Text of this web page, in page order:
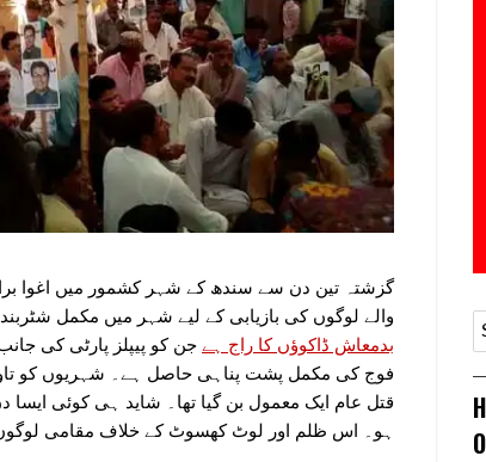
گزشتہ تین دن سے سندھ کے شہر کشمور میں اغوا
والے لوگوں کی بازیابی کے لیے شہر میں مکمل
بدمعاش ڈاکوؤں کا راج ہے جن کو پیپلز پارٹی کی
فوج کی مکمل پشت پناہی حاصل ہے۔ شہریوں کو
قتل عام ایک معمول بن گیا تھا۔ شاید ہی کوئی
ہو۔ اس ظلم اور لوٹ کھسوٹ کے خلاف مقامی لوگوں